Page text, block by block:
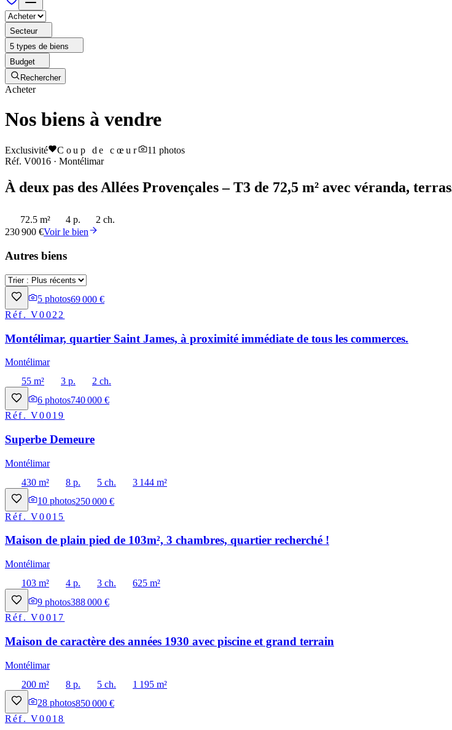
Secteur
5 types de biens
Budget
Rechercher
Acheter
Nos biens à vendre
Exclusivité Coup de cœur 11 photos
Réf. V0016 · Montélimar
À deux pas des Allées Provençales – T3 de 72,5 m² avec véranda,
72.5 m² 4 p.
2 ch.
230 900 €Voir le bien
Autres biens
5 photos69 000 €
Réf.V0022
Montélimar, quartier Saint James, à proximité immédiate de tous les commerces.
Montélimar
55 m²
3 p.
2 ch.
6 photos740 000 €
Réf.V0019
Superbe Demeure
Montélimar
430 m²
8 p. 5 ch.
3 144 m²
10 photos250 000 €
Réf.V0015
Maison de plain pied de 103m², 3 chambres, quartier recherché !
Montélimar
103 m²
4 p. 3 ch.
625 m²
9 photos388 000 €
Réf.V0017
Maison de caractère des années 1930 avec piscine et grand terrain
Montélimar
200 m²
8 p. 5 ch.
1 195 m²
28 photos850 000 €
Réf.V0018